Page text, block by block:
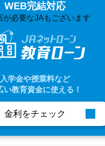
WEB完結対応
必要なJAもございます
入学金や授業料など
い教育資金に使える！
金利をチェック